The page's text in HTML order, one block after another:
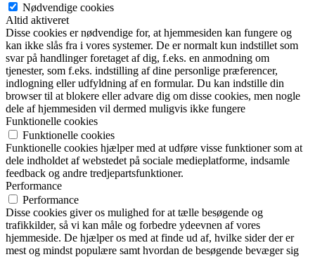
Nødvendige cookies
Altid aktiveret
Disse cookies er nødvendige for, at hjemmesiden kan fungere og
kan ikke slås fra i vores systemer. De er normalt kun indstillet som
svar på handlinger foretaget af dig, f.eks. en anmodning om
tjenester, som f.eks. indstilling af dine personlige præferencer,
indlogning eller udfyldning af en formular. Du kan indstille din
browser til at blokere eller advare dig om disse cookies, men nogle
dele af hjemmesiden vil dermed muligvis ikke fungere
Funktionelle cookies
Funktionelle cookies
Funktionelle cookies hjælper med at udføre visse funktioner som at
dele indholdet af webstedet på sociale medieplatforme, indsamle
feedback og andre tredjepartsfunktioner.
Performance
Performance
Disse cookies giver os mulighed for at tælle besøgende og
trafikkilder, så vi kan måle og forbedre ydeevnen af vores
hjemmeside. De hjælper os med at finde ud af, hvilke sider der er
mest og mindst populære samt hvordan de besøgende bevæger sig